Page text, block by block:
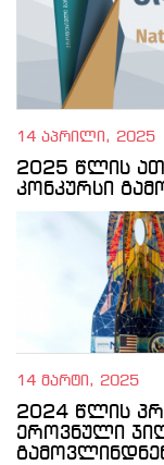
14 აპრილი, 2025
2025 წლის
კონკურსი
14 მარტი, 2025
2024 წლის
ეროვნული